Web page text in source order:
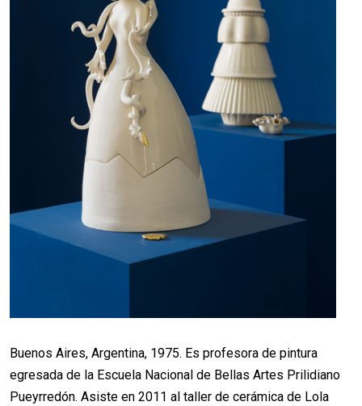
Buenos Aires, Argentina, 1975. Es profesora de pintura
egresada de la Escuela Nacional de Bellas Artes Prilidiano
Pueyrredón. Asiste en 2011 al taller de cerámica de Lola